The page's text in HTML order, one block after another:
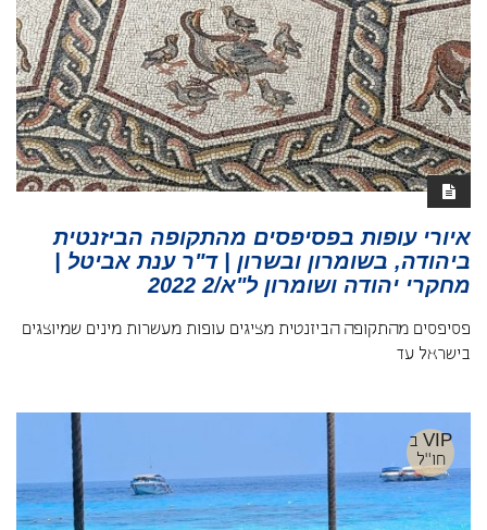
איורי עופות בפסיפסים מהתקופה הביזנטית
ביהודה, בשומרון ובשרון | ד"ר ענת אביטל |
מחקרי יהודה ושומרון ל"א/2 2022
פסיפסים מהתקופה הביזנטית מציגים עופות מעשרות מינים שמיוצגים
בישראל עד
VIP ב
חו"ל